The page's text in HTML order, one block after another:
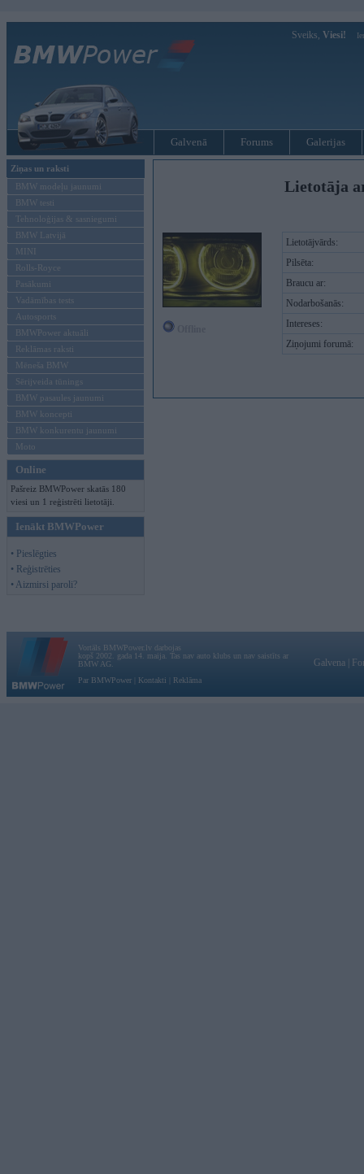
Sveiks, Viesi!
Galvenā Forums Galerijas
Ziņas un raksti
BMW modeļu jaunumi
BMW testi
Tehnoloģijas & sasniegumi
BMW Latvijā
MINI
Rolls-Royce
Pasākumi
Vadāmības tests
Autosports
BMWPower aktuāli
Reklāmas raksti
Mēneša BMW
Sērijveida tūnings
BMW pasaules jaunumi
BMW koncepti
BMW konkurentu jaunumi
Moto
Online
Pašreiz BMWPower skatās 180
viesi un 1 reģistrēti lietotāji.
Ienākt BMWPower
• Pieslēgties
• Reģistrēties
• Aizmirsi paroli?
Lietotāja
Lietotājvārds:
Pilsēta:
Braucu ar:
Nodarbošanās:
Intereses:
Ziņojumi forumā:
Vortāls BMWPower.lv darbojas
kopš 2002. gada 14. maija. Tas nav auto klubs un nav saistīts ar
BMW AG.
Par BMWPower
Kontakti Reklāma
Galvena